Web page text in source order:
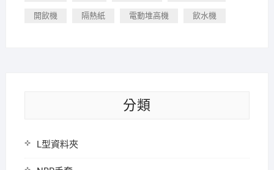
開飲機 隔熱紙 電動堆高機 飲水機
分類
L型資料夾